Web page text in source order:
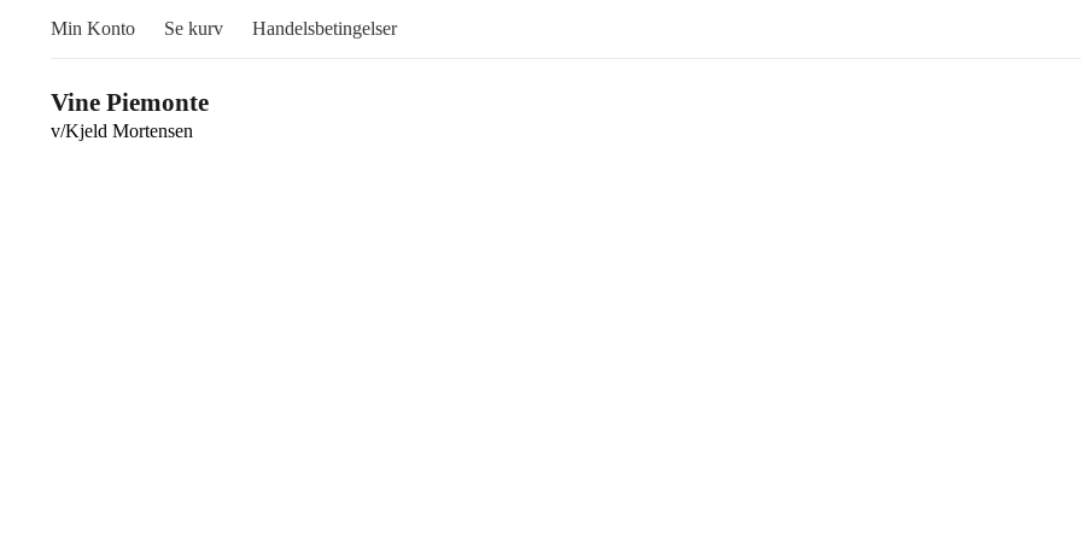
Min Konto Se kurv Handelsbetingelser
Vine Piemonte
v/Kjeld Mortensen